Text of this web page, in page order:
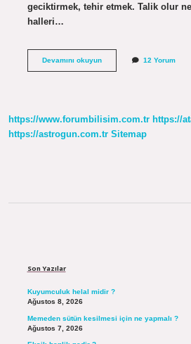
geciktirmek, tehir etmek. Talik olur
halleri…
Devamını okuyunTalik
12 Yorum
https://www.forumbilisim.com.tr https://
https://astrogun.com.tr Sitemap
Son Yazılar
Kuyumculuk helal midir ?
Ağustos 8, 2026
Memeden sütün kesilmesi için ne yapmalı ?
Ağustos 7, 2026